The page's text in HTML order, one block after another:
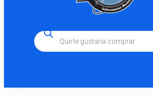
Búsqueda
de
productos